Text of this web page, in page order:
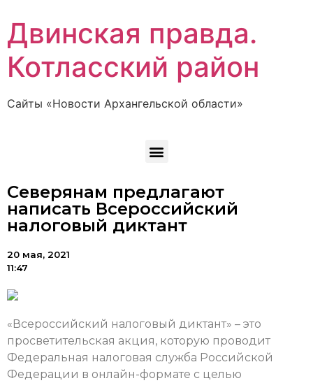
Двинская правда.
Котласский район
Сайты «Новости Архангельской области»
Северянам предлагают
написать Всероссийский
налоговый диктант
20 мая, 2021
11:47
«Всероссийский налоговый диктант» – это
просветительская акция, которую проводит
Федеральная налоговая служба Российской
Федерации в онлайн-формате с целью